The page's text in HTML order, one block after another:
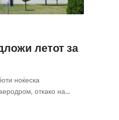
летот за
ноќеска
откако на…